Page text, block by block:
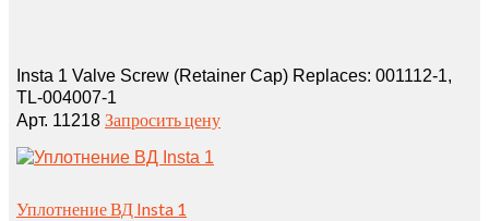
Insta 1 Valve Screw (Retainer Cap) Replaces: 001112‑1,
TL‑004007‑1
Арт. 11218 Запросить цену
Уплотнение ВД Insta 1